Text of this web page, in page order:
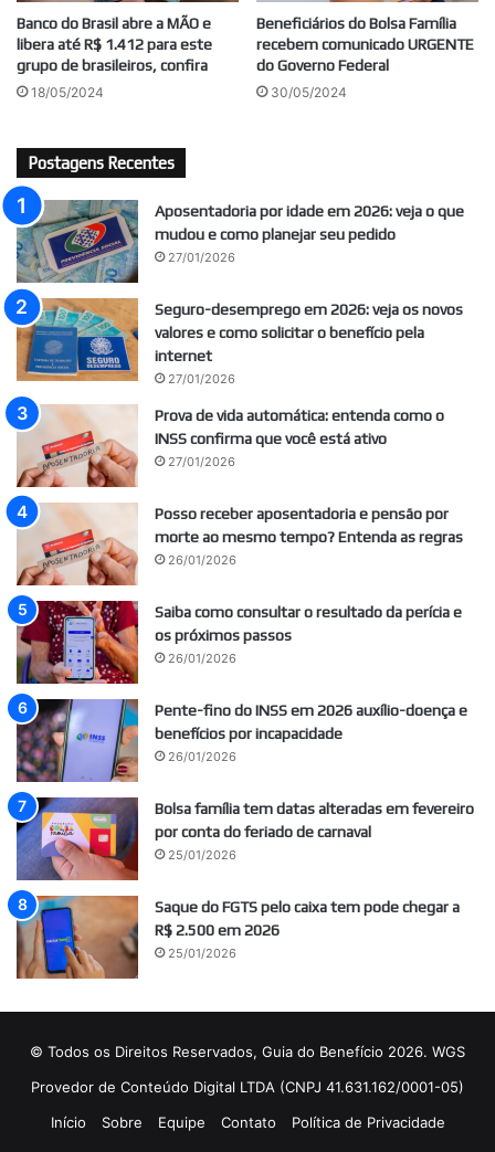
Banco do Brasil abre a MÃO e
libera até R$ 1.412 para este
grupo de brasileiros, confira
18/05/2024
Beneficiários do Bolsa Família
recebem comunicado URGENTE
do Governo Federal
30/05/2024
Postagens Recentes
Aposentadoria por idade em 2026: veja o que
mudou e como planejar seu pedido
27/01/2026
Seguro-desemprego em 2026: veja os novos
valores e como solicitar o benefício pela
internet
27/01/2026
Prova de vida automática: entenda como o
INSS confirma que você está ativo
27/01/2026
Posso receber aposentadoria e pensão por
morte ao mesmo tempo? Entenda as regras
26/01/2026
Saiba como consultar o resultado da perícia e
os próximos passos
26/01/2026
Pente-fino do INSS em 2026 auxílio-doença e
benefícios por incapacidade
26/01/2026
Bolsa família tem datas alteradas em fevereiro
por conta do feriado de carnaval
25/01/2026
Saque do FGTS pelo caixa tem pode chegar a
R$ 2.500 em 2026
25/01/2026
© Todos os Direitos Reservados, Guia do Benefício 2026. WGS
Provedor de Conteúdo Digital LTDA (CNPJ 41.631.162/0001-05)
Início
Sobre Equipe Contato Política de Privacidade